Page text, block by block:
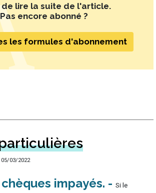
de lire la suite de l'article.
Pas encore abonné ?
les formules d'abonnement
05/03/2022
impayés
Si le